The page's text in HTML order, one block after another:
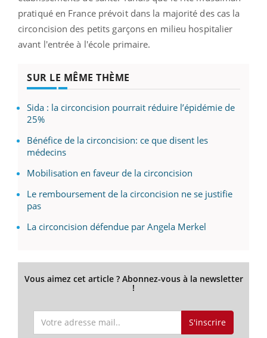
pratiqué en France prévoit dans la majorité des cas la
circoncision des petits garçons en milieu hospitalier
avant l'entrée à l'école primaire.
SUR LE MÊME THÈME
Sida : la circoncision pourrait réduire l’épidémie de
25%
Bénéfice de la circoncision: ce que disent les
médecins
Mobilisation en faveur de la circoncision
Le remboursement de la circoncision ne se justifie
pas
La circoncision défendue par Angela Merkel
Vous aimez cet article ? Abonnez-vous à la newsletter
!
S'inscrire